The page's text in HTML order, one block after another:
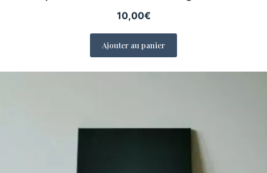
10,00€
Ajouter au panier